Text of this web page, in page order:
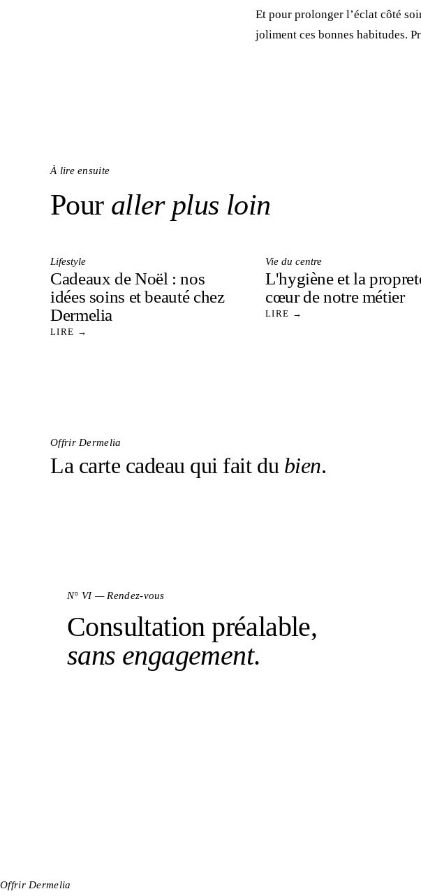
Et pour prolonger l’éclat côté
joliment ces bonnes habitudes.
À lire ensuite
Pour aller plus loin
Lifestyle
Cadeaux de Noël : nos
idées soins et beauté chez
Dermelia
LIRE →
Vie du centre
L'hygiène et la
cœur de notre métier
LIRE →
Offrir Dermelia
La carte cadeau qui fait du bien.
N° VI — Rendez-vous
Consultation préalable,
sans engagement.
Offrir Dermelia